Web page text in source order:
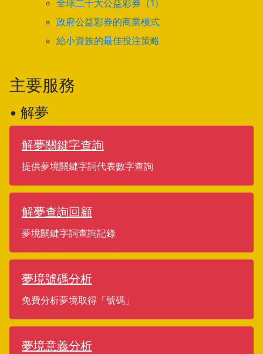
全球二十大公益彩券（1）
政府公益彩券的商業模式
給小資族的最佳投注策略
主要服務
• 解夢
解夢關鍵字查詢
提供夢境關鍵字詞代表數字查詢
解夢查詢回顧
夢境關鍵字詞查詢記錄
夢境號碼分析
免費分析夢境取得「號碼」
夢境意義分析